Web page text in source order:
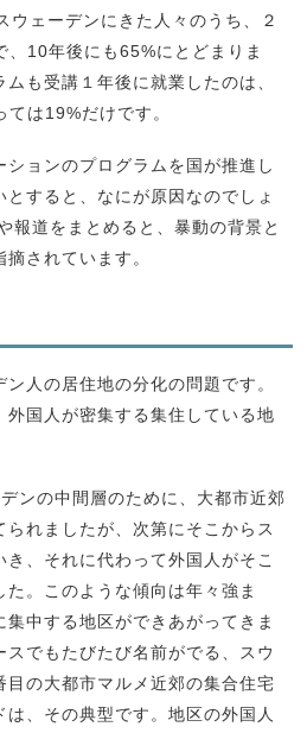
ウェーデンにきた人々のうち、２
10年後にも65%にとどまりま
も受講１年後に就業したのは、
は19%だけです。
ョンのプログラムを国が推進し
すると、なにが原因なのでしょ
報道をまとめると、暴動の背景と
されています。
人の居住地の分化の問題です。
国人が密集する集住している地
ンの中間層のために、大都市近郊
れましたが、次第にそこからス
、それに代わって外国人がそこ
。このような傾向は年々強ま
集中する地区ができあがってきま
スでもたびたび名前がでる、スウ
目の大都市マルメ近郊の集合住宅
、その典型です。地区の外国人